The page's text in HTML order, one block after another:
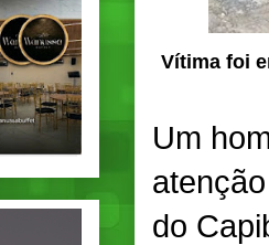
Vítima foi
Um
do